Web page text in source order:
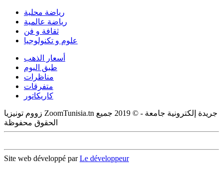
رياضة محلية
رياضة عالمية
ثقافة و فن
علوم و تكنولوجيا
أسعار الذهب
طبق اليوم
مناظرات
متفرقات
كاريكاتور
زووم تونيزيا ZoomTunisia.tn جريدة إلكترونية جامعة - © 2019 جميع
الحقوق محفوظة
Site web développé parLe développeur